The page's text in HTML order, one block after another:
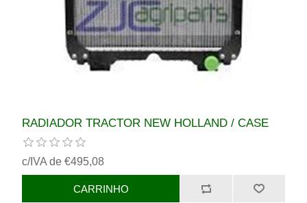
RADIADOR TRACTOR NEW HOLLAND / CASE
c/IVA de €495,08